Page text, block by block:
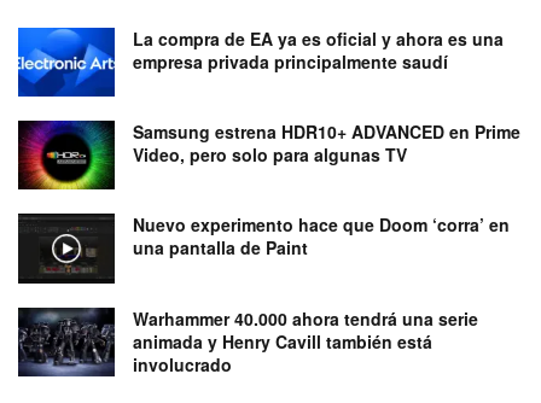
La compra de EA ya es oficial y ahora es una
empresa privada principalmente saudí
Samsung estrena HDR10+ ADVANCED en Prime
Video, pero solo para algunas TV
Nuevo experimento hace que Doom ‘corra’ en
una pantalla de Paint
Warhammer 40.000 ahora tendrá una serie
animada y Henry Cavill también está
involucrado